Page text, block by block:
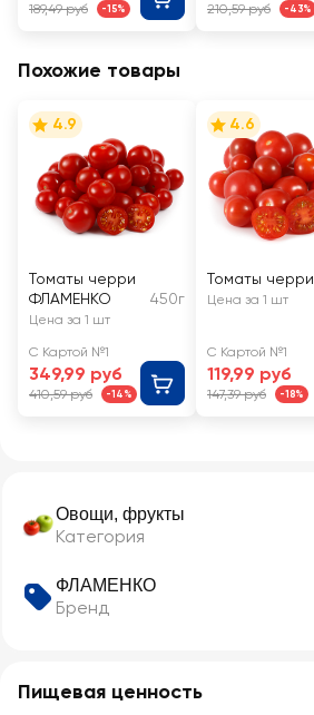
Овощи, фрукты
Категория
ФЛАМЕНКО
Бренд
Пищевая ценность
189,49 руб -15% 210,59 руб -43%
Похожие товары
4.9
Томаты черри
ФЛАМЕНКО
450г
Цена за 1 шт
С Картой №1
349,99 руб
410,59 руб -14%
4.6
Томаты черри
Цена за 1 шт
С Картой №1
119,99 руб
147,39 руб -18%